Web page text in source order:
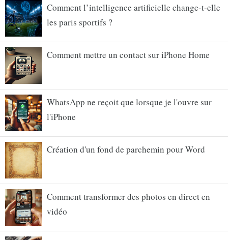
Comment l’intelligence artificielle change-t-elle
les paris sportifs ?
Comment mettre un contact sur iPhone Home
WhatsApp ne reçoit que lorsque je l'ouvre sur
l'iPhone
Création d'un fond de parchemin pour Word
Comment transformer des photos en direct en
vidéo